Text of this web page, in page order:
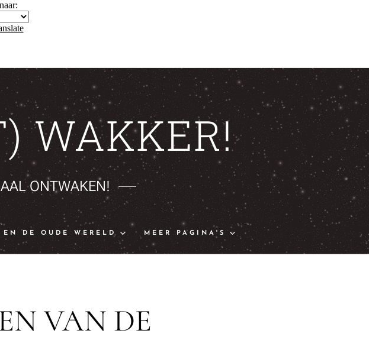
WAKKER!
ONTWAKEN!
EN DE OUDE WERELD MEER PAGINA'S
VAN DE